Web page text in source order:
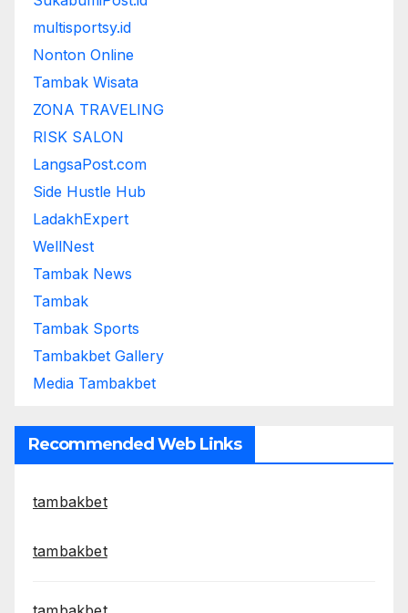
multisportsy.id
Nonton Online
Tambak Wisata
ZONA TRAVELING
RISK SALON
LangsaPost.com
Side Hustle Hub
LadakhExpert
WellNest
Tambak News
Tambak
Tambak Sports
Tambakbet Gallery
Media Tambakbet
Recommended Web Links
tambakbet
tambakbet